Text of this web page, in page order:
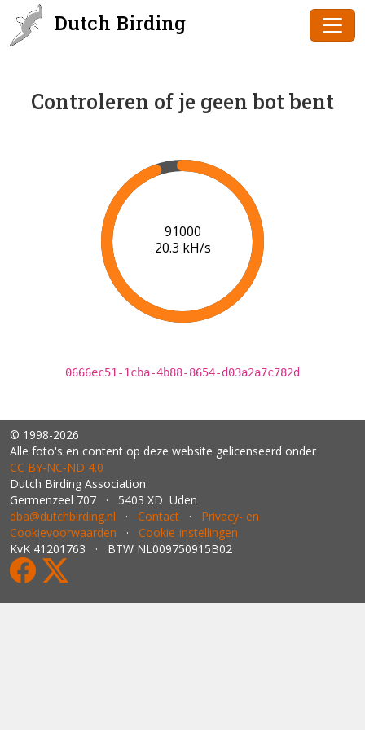
Dutch Birding
Controleren of je geen bot bent
92000
19.5 kH/s
0666ec51-1cba-4b88-8654-d03a2a7c782d
© 1998-2026
Alle foto's en content op deze website gelicenseerd onder
CC BY‑NC‑ND 4.0
Dutch Birding Association
Germenzeel 707 · 5403 XD Uden
dba@dutchbirding.nl · Contact · Privacy- en
Cookievoorwaarden · Cookie-instellingen
KvK 41201763 · BTW NL009750915B02